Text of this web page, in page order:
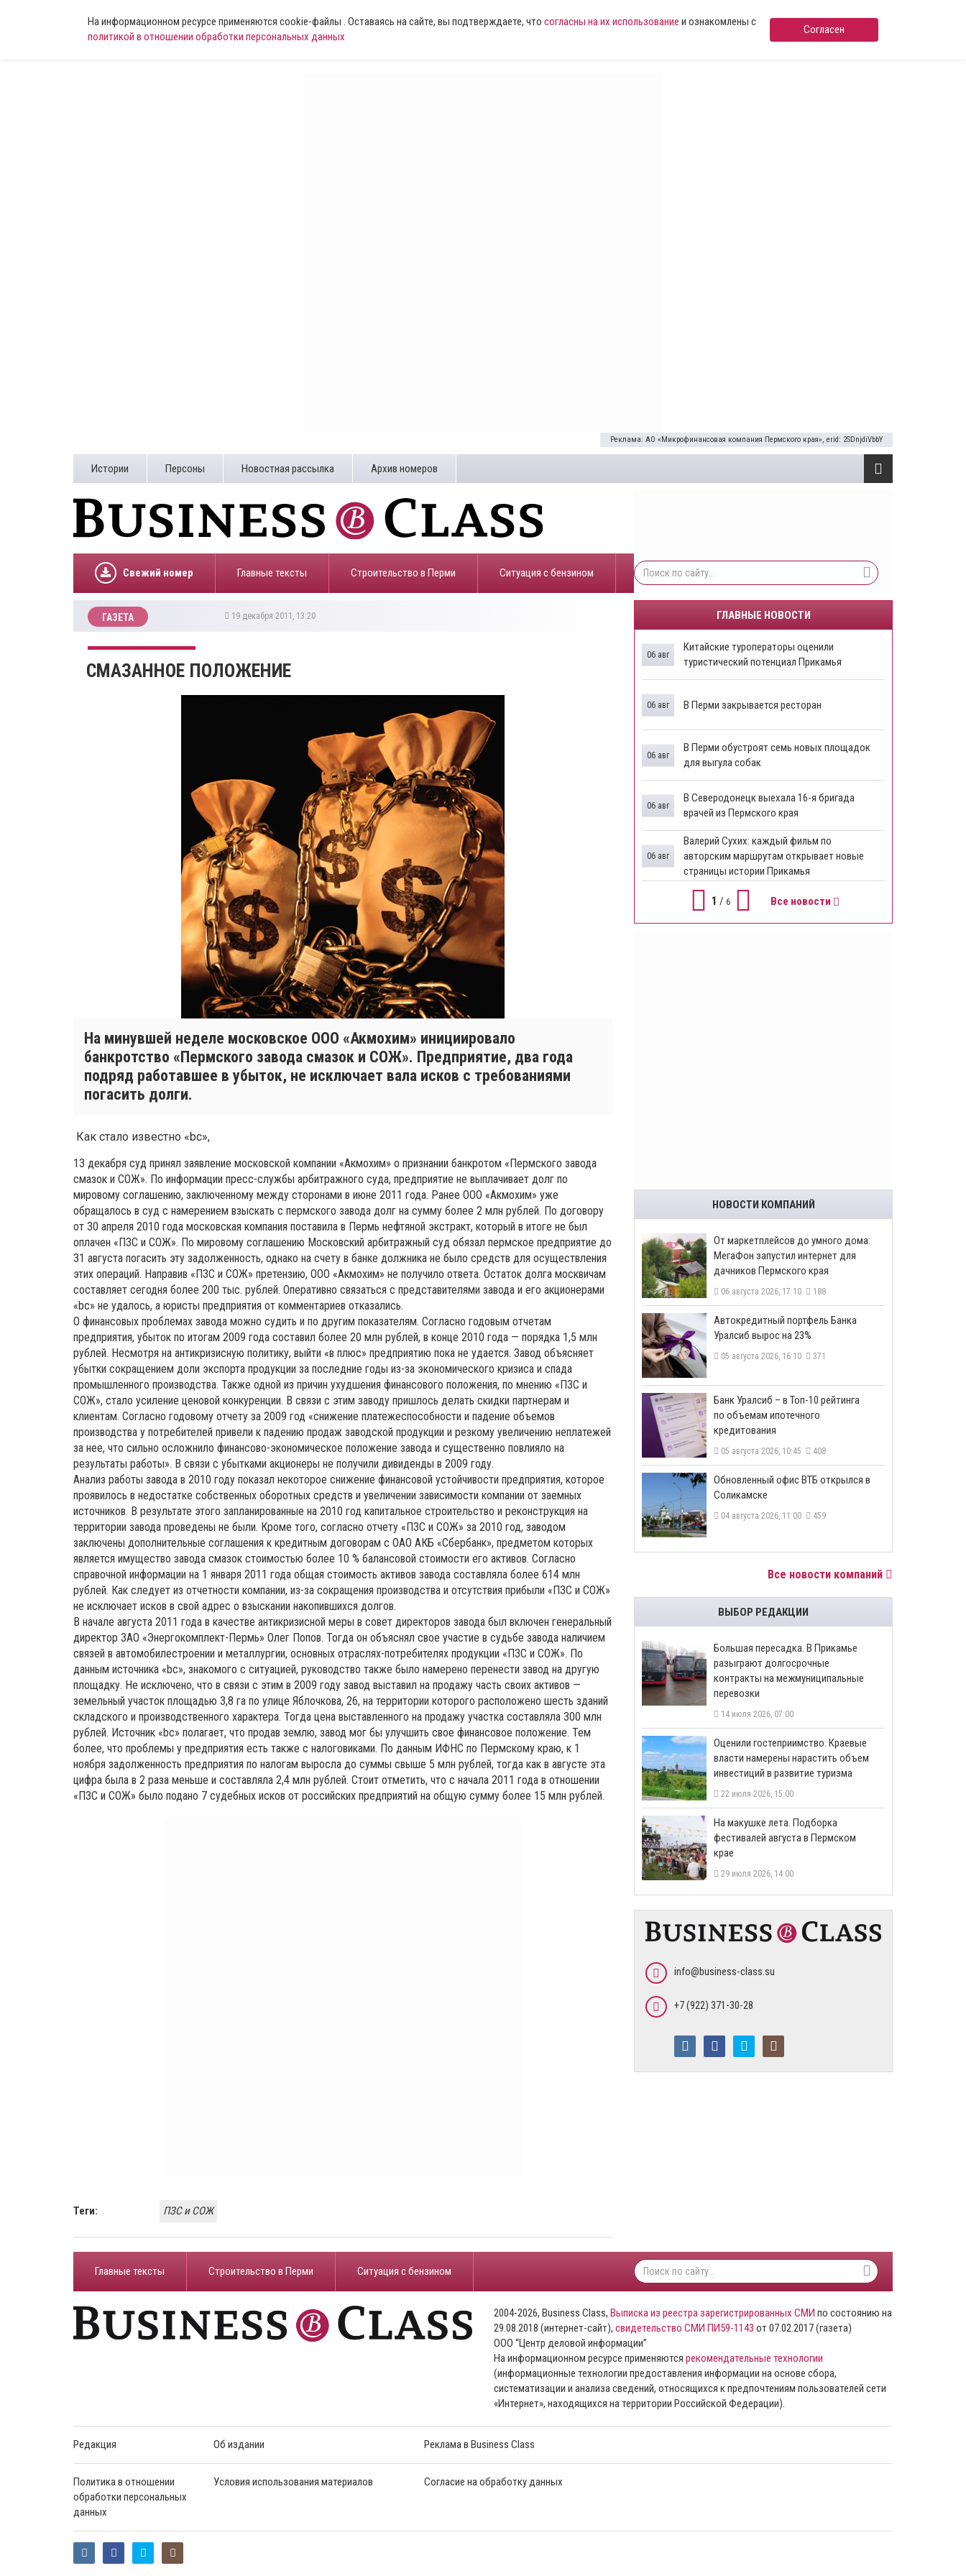
На информационном ресурсе применяются cookie-файлы . Оставаясь на сайте, вы подтверждаете, что согласны на их использование и ознакомлены с
политикой в отношении обработки персональных данных
Согласен
Реклама: АО «Микрофинансовая компания Пермского края», erid: 2SDnjdiVbbY
Истории Персоны Новостная рассылка Архив номеров
Свежий номер Главные тексты Строительство в Перми ​Ситуация с бензином
ГАЗЕТА 19 декабря 2011, 13:20
СМАЗАННОЕ ПОЛОЖЕНИЕ
На минувшей неделе московское ООО «Акмохим» инициировало
банкротство «Пермского завода смазок и СОЖ». Предприятие, два года
подряд работавшее в убыток, не исключает вала исков с требованиями
погасить долги.
Как стало известно «bc»,
13 декабря суд принял заявление московской компании «Акмохим» о признании банкротом «Пермского завода
смазок и СОЖ». По информации пресс-службы арбитражного суда, предприятие не выплачивает долг по
мировому соглашению, заключенному между сторонами в июне 2011 года. Ранее ООО «Акмохим» уже
обращалось в суд с намерением взыскать с пермского завода долг на сумму более 2 млн рублей. По договору
от 30 апреля 2010 года московская компания поставила в Пермь нефтяной экстракт, который в итоге не был
оплачен «ПЗС и СОЖ». По мировому соглашению Московский арбитражный суд обязал пермское предприятие до
31 августа погасить эту задолженность, однако на счету в банке должника не было средств для осуществления
этих операций. Направив «ПЗС и СОЖ» претензию, ООО «Акмохим» не получило ответа. Остаток долга москвичам
составляет сегодня более 200 тыс. рублей. Оперативно связаться с представителями завода и его акционерами
«bc» не удалось, а юристы предприятия от комментариев отказались.
О финансовых проблемах завода можно судить и по другим показателям. Согласно годовым отчетам
предприятия, убыток по итогам 2009 года составил более 20 млн рублей, в конце 2010 года — порядка 1,5 млн
рублей. Несмотря на антикризисную политику, выйти «в плюс» предприятию пока не удается. Завод объясняет
убытки сокращением доли экспорта продукции за последние годы из-за экономического кризиса и спада
промышленного производства. Также одной из причин ухудшения финансового положения, по мнению «ПЗС и
СОЖ», стало усиление ценовой конкуренции. В связи с этим заводу пришлось делать скидки партнерам и
клиентам. Согласно годовому отчету за 2009 год «снижение платежеспособности и падение объемов
производства у потребителей привели к падению продаж заводской продукции и резкому увеличению неплатежей
за нее, что сильно осложнило финансово-экономическое положение завода и существенно повлияло на
результаты работы». В связи с убытками акционеры не получили дивиденды в 2009 году.
Анализ работы завода в 2010 году показал некоторое снижение финансовой устойчивости предприятия, которое
проявилось в недостатке собственных оборотных средств и увеличении зависимости компании от заемных
источников. В результате этого запланированные на 2010 год капитальное строительство и реконструкция на
территории завода проведены не были. Кроме того, согласно отчету «ПЗС и СОЖ» за 2010 год, заводом
заключены дополнительные соглашения к кредитным договорам с ОАО АКБ «Сбербанк», предметом которых
является имущество завода смазок стоимостью более 10 % балансовой стоимости его активов. Согласно
справочной информации на 1 января 2011 года общая стоимость активов завода составляла более 614 млн
рублей. Как следует из отчетности компании, из-за сокращения производства и отсутствия прибыли «ПЗС и СОЖ»
не исключает исков в свой адрес о взыскании накопившихся долгов.
В начале августа 2011 года в качестве антикризисной меры в совет директоров завода был включен генеральный
директор ЗАО «Энергокомплект-Пермь» Олег Попов. Тогда он объяснял свое участие в судьбе завода наличием
связей в автомобилестроении и металлургии, основных отраслях-потребителях продукции «ПЗС и СОЖ». По
данным источника «bc», знакомого с ситуацией, руководство также было намерено перенести завод на другую
площадку. Не исключено, что в связи с этим в 2009 году завод выставил на продажу часть своих активов —
земельный участок площадью 3,8 га по улице Яблочкова, 26, на территории которого расположено шесть зданий
складского и производственного характера. Тогда цена выставленного на продажу участка составляла 300 млн
рублей. Источник «bc» полагает, что продав землю, завод мог бы улучшить свое финансовое положение. Тем
более, что проблемы у предприятия есть также с налоговиками. По данным ИФНС по Пермскому краю, к 1
ноября задолженность предприятия по налогам выросла до суммы свыше 5 млн рублей, тогда как в августе эта
цифра была в 2 раза меньше и составляла 2,4 млн рублей. Стоит отметить, что с начала 2011 года в отношении
«ПЗС и СОЖ» было подано 7 судебных исков от российских предприятий на общую сумму более 15 млн рублей.
Теги: ПЗС и СОЖ
ГЛАВНЫЕ НОВОСТИ
Китайские туроператоры оценили
туристический потенциал Прикамья
06 авг
В Перми закрывается ресторан
06 авг
​В Перми обустроят семь новых площадок
для выгула собак
06 авг
В Северодонецк выехала 16-я бригада
врачей из Пермского края
06 авг
​Валерий Сухих: каждый фильм по
авторским маршрутам открывает новые
страницы истории Прикамья
06 авг
1 / 6 Все новости
НОВОСТИ КОМПАНИЙ
От маркетплейсов до умного дома:
МегаФон запустил интернет для
дачников Пермского края
06 августа 2026, 17:10 188
​Автокредитный портфель Банка
Уралсиб вырос на 23%
05 августа 2026, 16:10 371
​Банк Уралсиб – в Топ-10 рейтинга
по объемам ипотечного
кредитования
05 августа 2026, 10:45 408
​Обновленный офис ВТБ открылся в
Соликамске
04 августа 2026, 11:00 459
Все новости компаний
ВЫБОР РЕДАКЦИИ
Большая пересадка. В Прикамье
разыграют долгосрочные
контракты на межмуниципальные
перевозки
14 июля 2026, 07:00
Оценили гостеприимство. Краевые
власти намерены нарастить объем
инвестиций в развитие туризма
22 июля 2026, 15:00
На макушке лета. Подборка
фестивалей августа в Пермском
крае
29 июля 2026, 14:00
info@business-class.su
+7 (922) 371-30-28
Главные тексты Строительство в Перми ​Ситуация с бензином
2004-2026, Business Class, Выписка из реестра зарегистрированных СМИ по состоянию на
29.08.2018 (интернет-сайт), свидетельство СМИ ПИ59-1143 от 07.02.2017 (газета)
ООО “Центр деловой информации”
На информационном ресурсе применяются рекомендательные технологии
(информационные технологии предоставления информации на основе сбора,
систематизации и анализа сведений, относящихся к предпочтениям пользователей сети
«Интернет», находящихся на территории Российской Федерации).
Редакция Об издании Реклама в Business Class
Политика в отношении
обработки персональных
данных
Условия использования материалов Согласие на обработку данных